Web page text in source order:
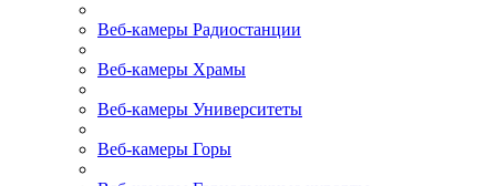
Веб-камеры Радиостанции
Веб-камеры Храмы
Веб-камеры Университеты
Веб-камеры Горы